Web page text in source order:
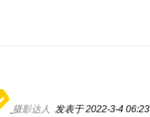
摄影达人 发表于 2022-3-4 06:23